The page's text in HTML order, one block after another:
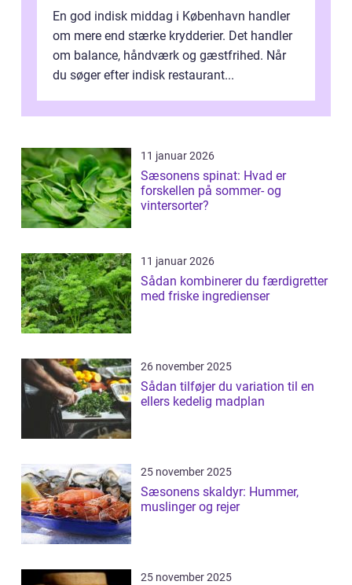
En god indisk middag i København handler
om mere end stærke krydderier. Det handler
om balance, håndværk og gæstfrihed. Når
du søger efter indisk restaurant...
11 januar 2026
Sæsonens spinat: Hvad er
forskellen på sommer- og
vintersorter?
11 januar 2026
Sådan kombinerer du færdigretter
med friske ingredienser
26 november 2025
Sådan tilføjer du variation til en
ellers kedelig madplan
25 november 2025
Sæsonens skaldyr: Hummer,
muslinger og rejer
25 november 2025